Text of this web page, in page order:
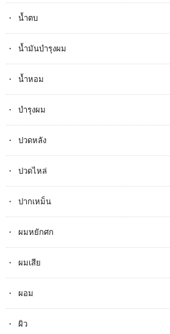
น้ำตบ
น้ำมันบำรุงผม
น้ำหอม
บำรุงผม
ปวดหลัง
ปวดไหล่
ปากเหม็น
ผมหยักศก
ผมเสีย
ผอม
ผิว